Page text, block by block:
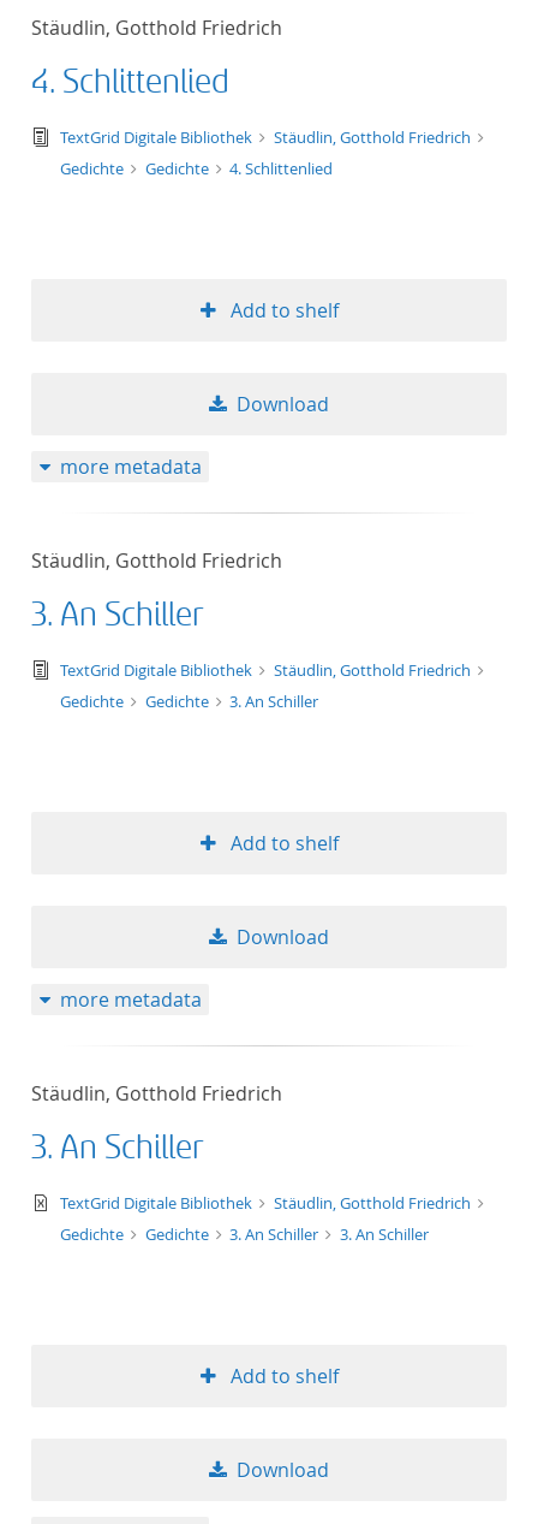
Stäudlin, Gotthold Friedrich
4. Schlittenlied
text/tg.edition+tg.aggregation+xml
TextGrid Digitale Bibliothek
Stäudlin, Gotthold Friedrich
Gedichte
Gedichte 4. Schlittenlied
Add to shelf
Download
more metadata
Stäudlin, Gotthold Friedrich
3. An Schiller
text/tg.edition+tg.aggregation+xml
TextGrid Digitale Bibliothek
Stäudlin, Gotthold Friedrich
Gedichte
Gedichte 3. An Schiller
Add to shelf
Download
more metadata
Stäudlin, Gotthold Friedrich
3. An Schiller
text/xml
TextGrid Digitale Bibliothek
Stäudlin, Gotthold Friedrich
Gedichte
Gedichte 3. An Schiller 3. An Schiller
Add to shelf
Download